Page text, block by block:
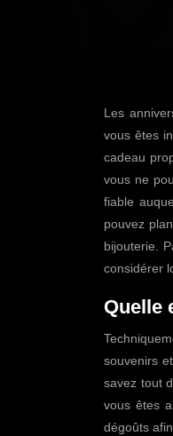
Les
vous êtes
cadeau
vous ne
fiable
pouvez
bijouterie.
considérer
Quelle
souvenirs
savez tout
vous êtes
dégoûts